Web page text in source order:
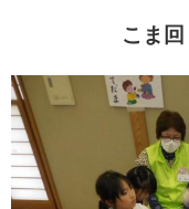
こま